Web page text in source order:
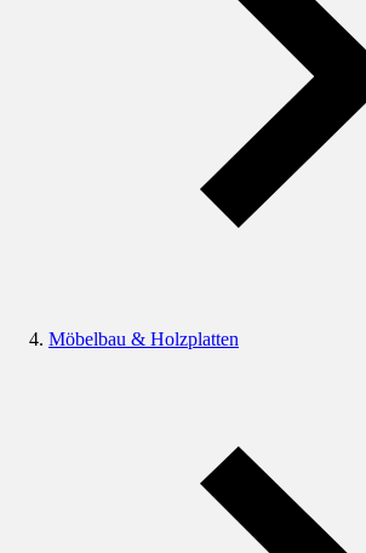
Möbelbau & Holzplatten